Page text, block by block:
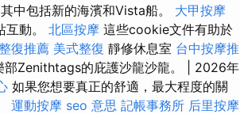
中包括新的海濱和Vista船。 大甲按摩
動。 北區按摩 這些cookie文件有助於
復推薦 美式整復 靜修休息室 台中按摩推
部Zenithtags的庇護沙龍沙龍。 | 2026年
如果您想要真正的舒適，最大程度的關
運動按摩 seo 意思 記帳事務所 后里按摩